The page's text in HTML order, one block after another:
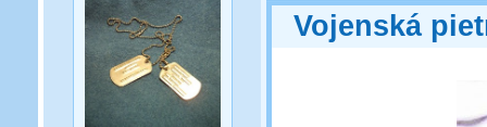
Vojenská